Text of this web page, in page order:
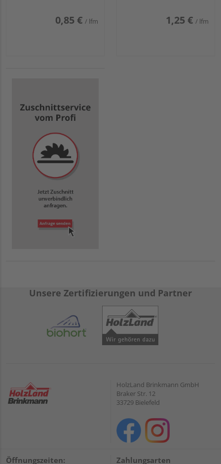
0,85 € / lfm 1,25 € / lfm
Unsere Zertifizierungen und Partner
HolzLand Brinkmann GmbH
Braker Str. 12
33729 Bielefeld
Öffnungszeiten: Zahlungsarten